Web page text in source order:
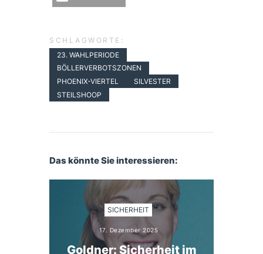
SCHLAGWORTE:
23. WAHLPERIODE
BÖLLERVERBOTSZONEN
PHOENIX-VIERTEL
SILVESTER
STEILSHOOP
Das könnte Sie interessieren:
SICHERHEIT
17. Dezember 2025
Goldner: Sicherheit im